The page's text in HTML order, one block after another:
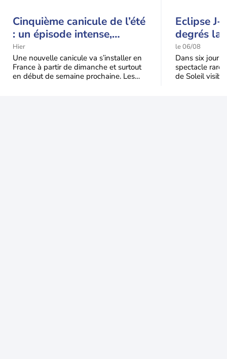
Cinquième canicule de l’été
: un épisode intense,
durable et étendu la
semaine prochaine
Hier
Une nouvelle canicule va s’installer en
France à partir de dimanche et surtout
en début de semaine prochaine. Les
Eclipse J-
degrés la
t-elle
l'éclipse
le 06/08
Dans six
spectacle rare
de Soleil